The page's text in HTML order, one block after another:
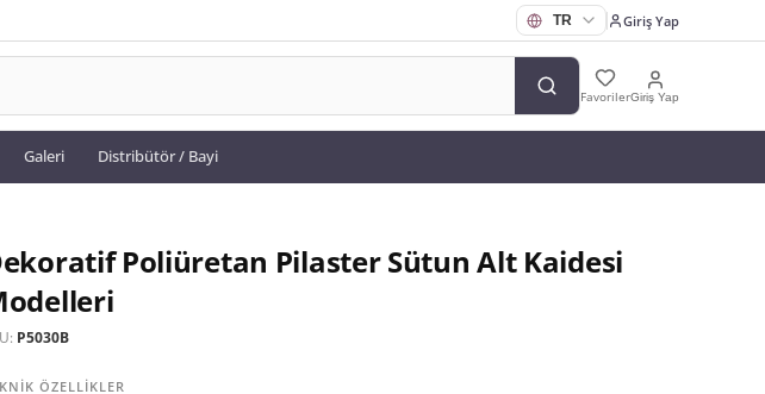
Giriş Yap
FavorilerGiriş Yap
Galeri Distribütör / Bayi
Poliüretan Pilaster Sütun Alt Kaidesi
P5030B
ÖZELLIKLER